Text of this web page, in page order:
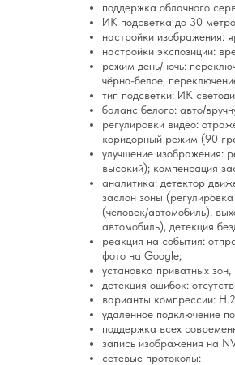
поддержка облачного
ИК подсветка до 30
настройки изображения:
настройки экспозиции:
режим день/ночь:
чёрно-белое,
тип подсветки: ИК
баланс белого: авто/
регулировки видео:
коридорный режим (90
улучшение изображения:
высокий); компенсация
аналитика: детектор
заслон зоны
(человек/автомобиль),
автомобиль), детекция
реакция на события:
фото на Google;
установка приватных
детекция ошибок:
варианты компрессии:
удаленное подключение
поддержка всех
запись изображения на
сетевые протоколы: